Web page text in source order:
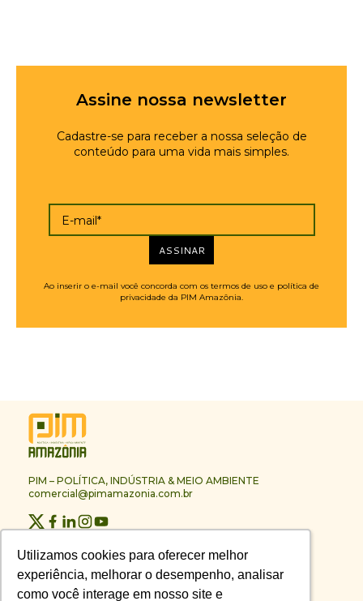
Utilizamos cookies para oferecer melhor
experiência, melhorar o desempenho, analisar
como você interage em nosso site e
Utilizamos cookies para oferecer melhor
experiência, melhorar o desempenho, analisar
como você interage em nosso site e
Assine nossa newsletter
Cadastre-se para receber a nossa seleção de
conteúdo para uma vida mais simples.
E-mail*
ASSINAR
Ao inserir o e-mail você concorda com os termos de uso e política de
privacidade da PIM Amazônia.
PIM – POLÍTICA, INDÚSTRIA & MEIO AMBIENTE
comercial@pimamazonia.com.br
Contato
Publicidade
Melhores Empresas